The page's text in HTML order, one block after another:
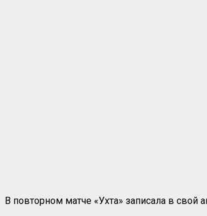
В повторном матче «Ухта» записала в свой